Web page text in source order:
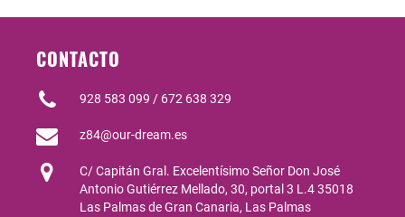
CONTACTO
928 583 099 / 672 638 329
z84@our-dream.es
C/ Capitán Gral. Excelentísimo Señor Don José
Antonio Gutiérrez Mellado, 30, portal 3 L.4 35018
Las Palmas de Gran Canaria, Las Palmas